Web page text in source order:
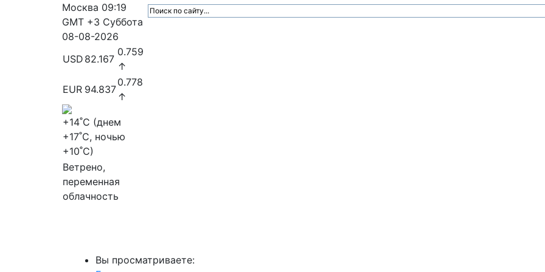
Москва 09:19
GMT +3 Суббота
08-08-2026
USD 82.167
0.759
↑
EUR 94.837
0.778
↑
+14˚C (днем
+17˚C, ночью
+10˚C)
Ветрено,
переменная
облачность
Вы просматриваете: